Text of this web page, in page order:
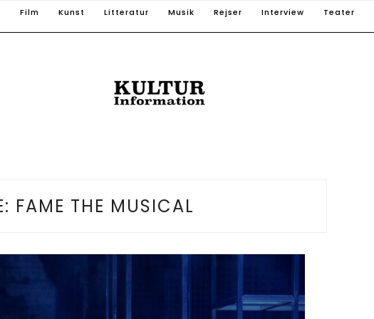
Film Kunst Litteratur Musik Rejser Interview Teater
FAME THE MUSICAL